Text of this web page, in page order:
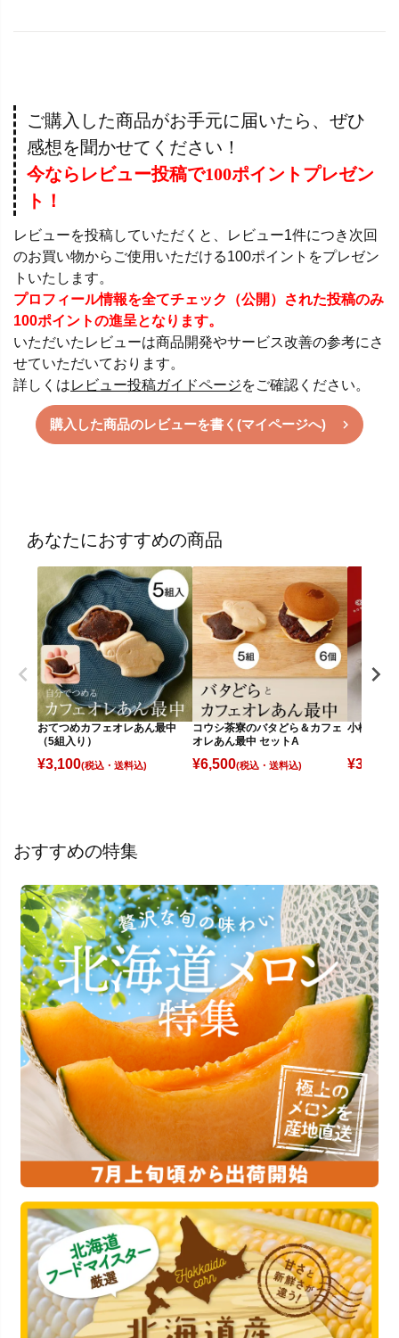
ご購入した商品がお手元に届いたら、ぜひ
感想を聞かせてください！
今ならレビュー投稿で100ポイントプレゼン
ト！
レビューを投稿していただくと、レビュー1件につき次回
のお買い物からご使用いただける100ポイントをプレゼン
トいたします。
プロフィール情報を全てチェック（公開）された投稿のみ
100ポイントの進呈となります。
いただいたレビューは商品開発やサービス改善の参考にさ
せていただいております。
詳しくはレビュー投稿ガイドページをご確認ください。
購入した商品のレビューを書く(マイページへ)
あなたにおすすめの商品
おてつめカフェオレあん最中
（5組入り）
¥3,100(税込)
コウシ茶寮のバタどら＆カフェ
オレあん最中 セットA
¥6,500(税込)
小樽たる
¥3,480
おすすめの特集